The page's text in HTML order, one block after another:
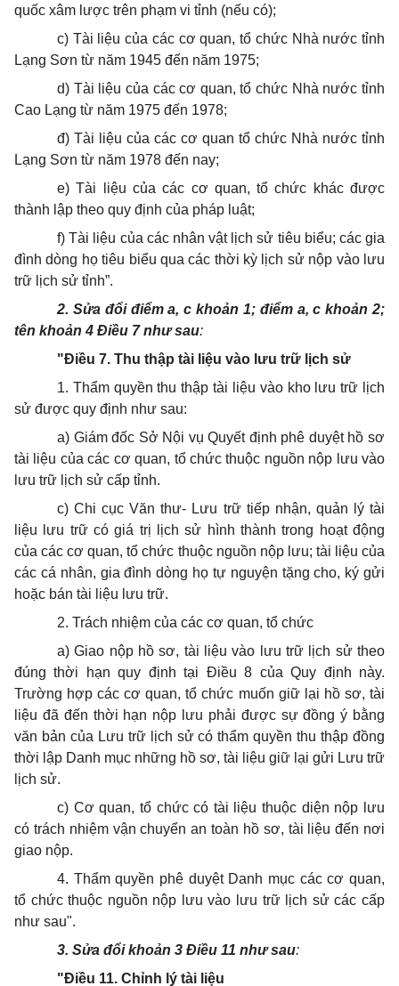
quốc xâm lược trên phạm vi tỉnh (nếu có);
c) Tài liệu của các cơ quan, tổ chức Nhà nước tỉnh
Lạng Sơn từ năm 1945 đến năm 1975;
d) Tài liệu của các cơ quan, tổ chức Nhà nước tỉnh
Cao Lạng từ năm 1975 đến 1978;
đ) Tài liệu của các cơ quan tổ chức Nhà nước tỉnh
Lạng Sơn từ năm 1978 đến nay;
e) Tài liệu của các cơ quan, tổ chức khác được
thành lập theo quy định của pháp luật;
f) Tài liệu của các nhân vật lịch sử tiêu biểu; các gia
đình dòng họ tiêu biểu qua các thời kỳ lịch sử nộp vào lưu
trữ lịch sử tỉnh”.
2. Sửa đổi điểm a, c khoản 1; điểm a, c khoản 2;
tên khoản 4 Điều 7 như sau:
"Điều 7. Thu thập tài liệu vào lưu trữ lịch sử
1. Thẩm quyền thu thập tài liệu vào kho lưu trữ lịch
sử được quy định như sau:
a) Giám đốc Sở Nội vụ Quyết định phê duyệt hồ sơ
tài liệu của các cơ quan, tổ chức thuộc nguồn nộp lưu vào
lưu trữ lịch sử cấp tỉnh.
c) Chi cục Văn thư- Lưu trữ tiếp nhận, quản lý tài
liệu lưu trữ có giá trị lịch sử hình thành trong hoạt động
của các cơ quan, tổ chức thuộc nguồn nộp lưu; tài liệu của
các cá nhân, gia đình dòng họ tự nguyện tặng cho, ký gửi
hoặc bán tài liệu lưu trữ.
2. Trách nhiệm của các cơ quan, tổ chức
a) Giao nộp hồ sơ, tài liệu vào lưu trữ lịch sử theo
đúng thời hạn quy định tại Điều 8 của Quy định này.
Trường hợp các cơ quan, tổ chức muốn giữ lại hồ sơ, tài
liệu đã đến thời hạn nộp lưu phải được sự đồng ý bằng
văn bản của Lưu trữ lịch sử có thẩm quyền thu thập đồng
thời lập Danh mục những hồ sơ, tài liệu giữ lại gửi Lưu trữ
lịch sử.
c) Cơ quan, tổ chức có tài liệu thuộc diện nộp lưu
có trách nhiệm vận chuyển an toàn hồ sơ, tài liệu đến nơi
giao nộp.
4. Thẩm quyền phê duyệt Danh mục các cơ quan,
tổ chức thuộc nguồn nộp lưu vào lưu trữ lịch sử các cấp
như sau".
3. Sửa đổi khoản 3 Điều 11 như sau:
"Điều 11. Chỉnh lý tài liệu